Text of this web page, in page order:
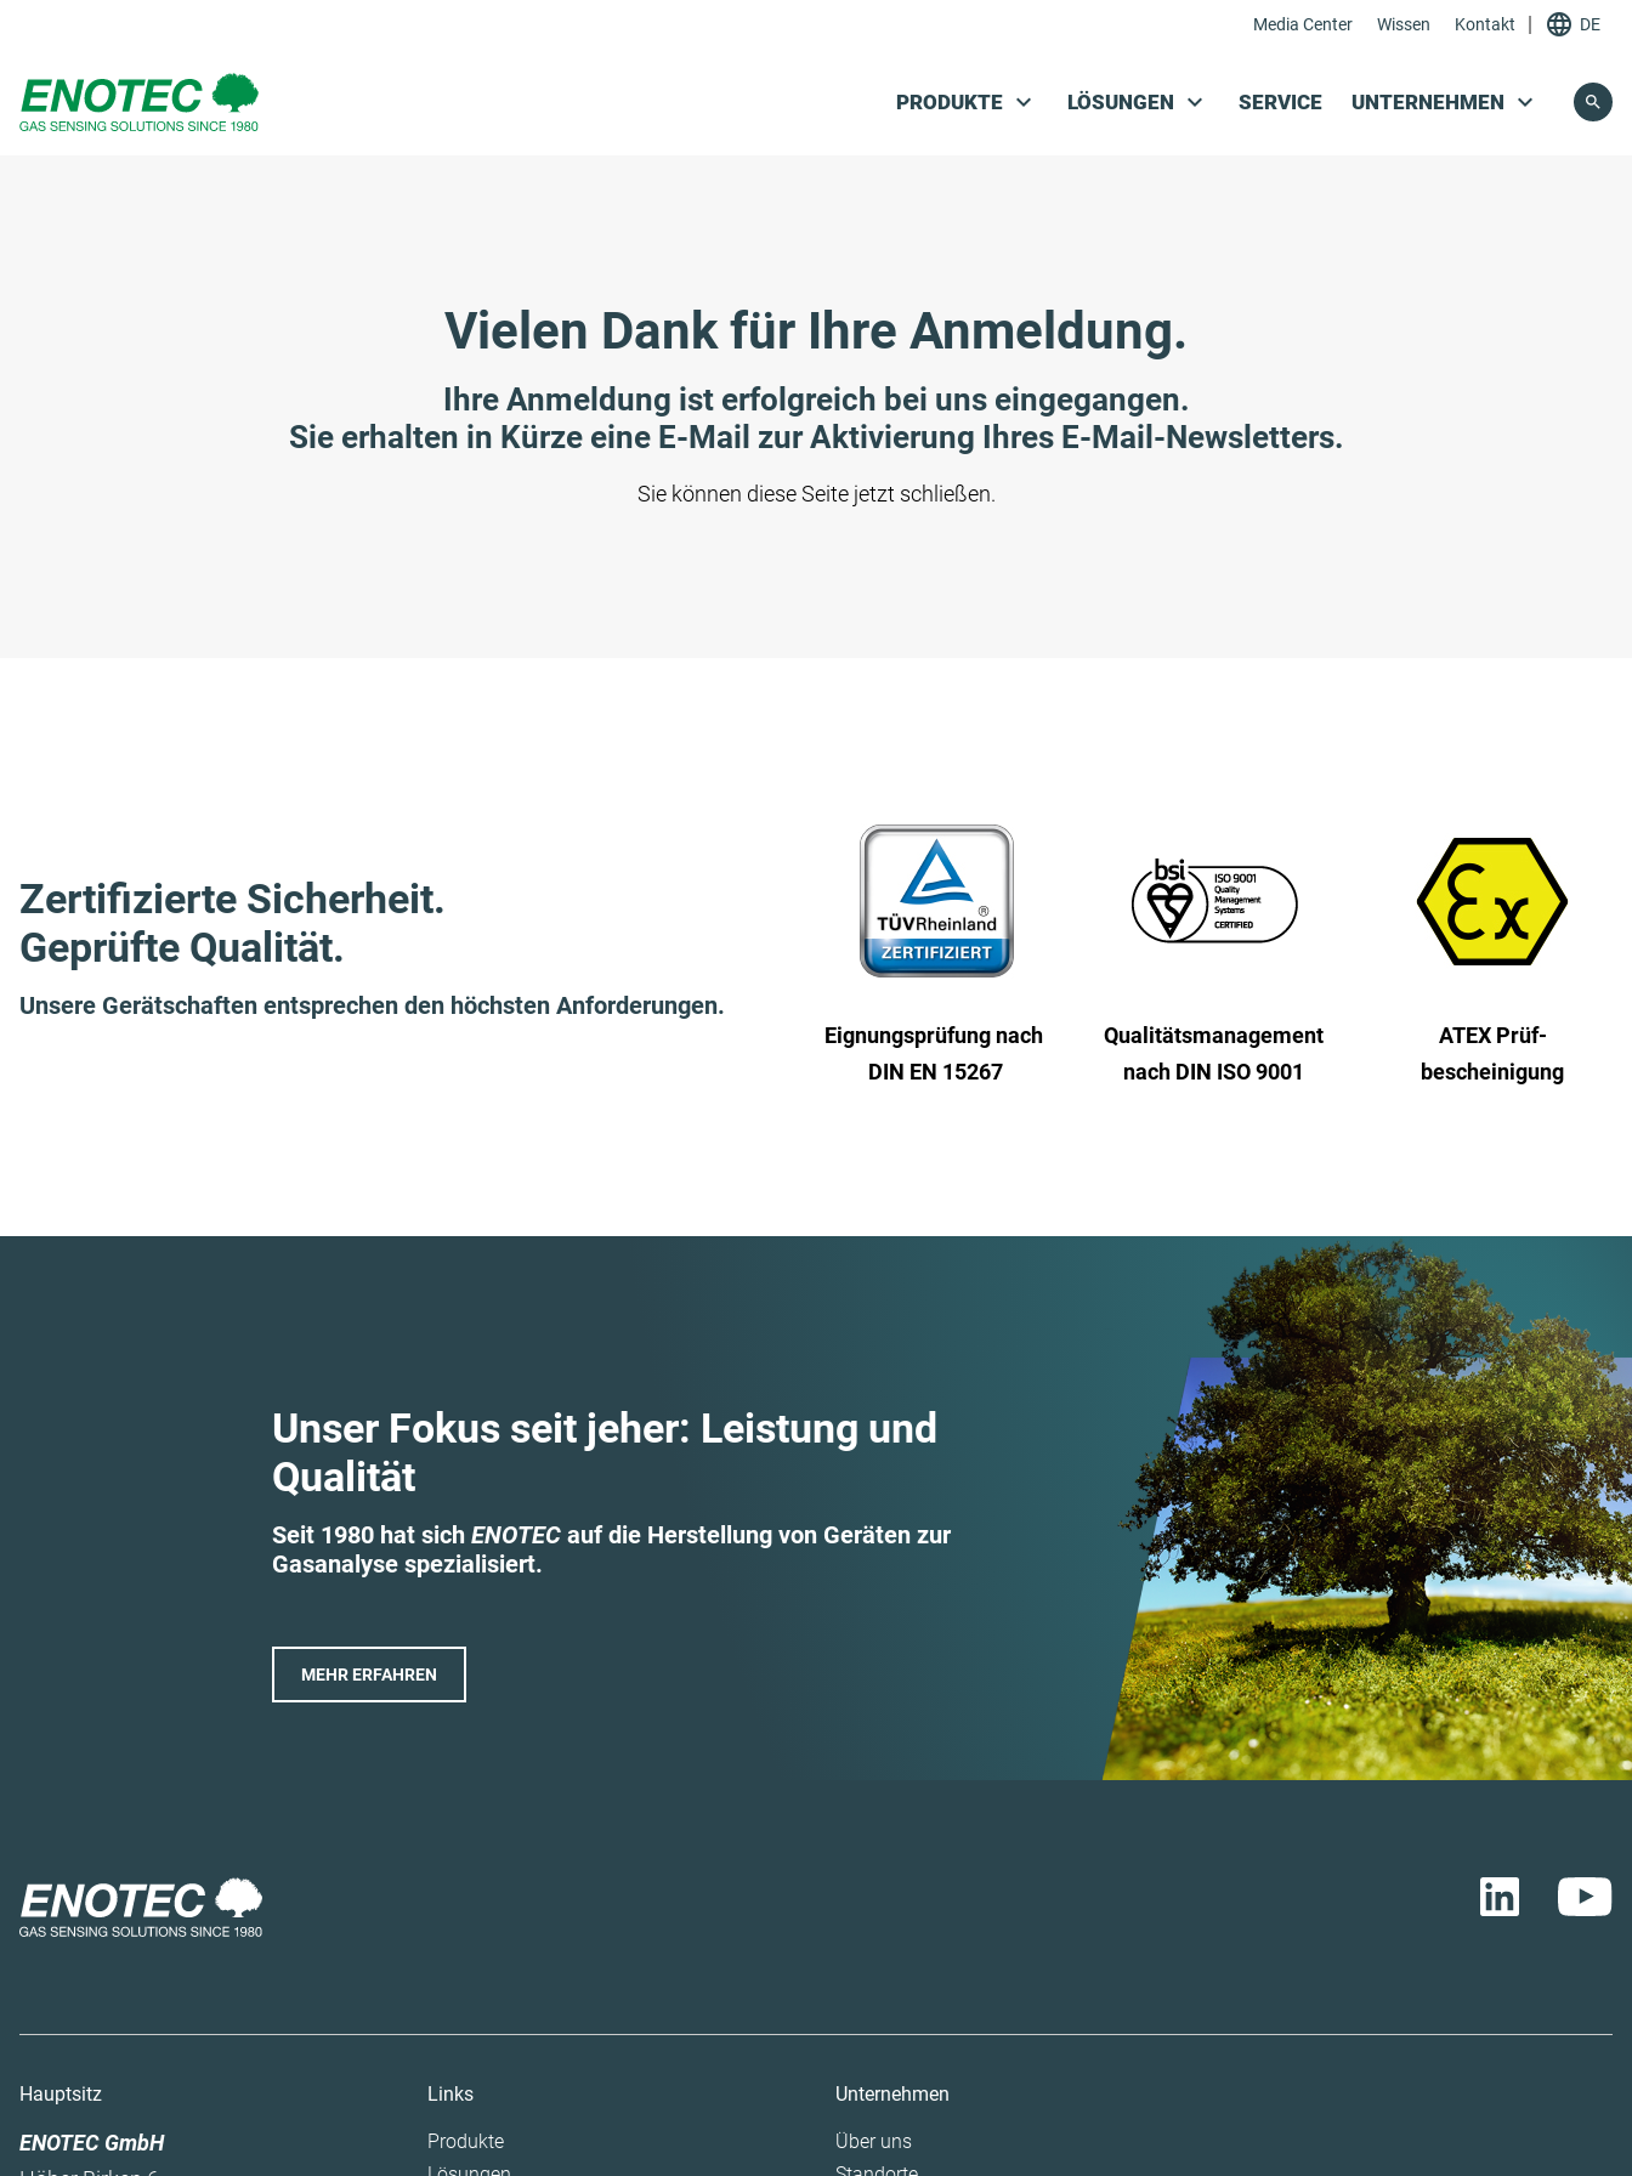
Navigation überspringen
Media Center Wissen Kontakt | DE
PRODUKTE
LÖSUNGEN SERVICE UNTERNEHMEN
Vielen Dank für Ihre Anmeldung.
Ihre Anmeldung ist erfolgreich bei uns eingegangen.
Sie erhalten in Kürze eine E-Mail zur Aktivierung Ihres E-Mail-Newsletters.
Sie können diese Seite jetzt schließen.
Zertifizierte Sicherheit.
Geprüfte Qualität.
Unsere Gerätschaften entsprechen den höchsten Anforderungen.
Eignungs­prüfung nach
DIN EN 15267
Qualitäts­management
nach DIN ISO 9001
ATEX Prüf­
bescheinigung
Unser Fokus seit jeher: Leistung und
Qualität
Seit 1980 hat sich ENOTECauf die Herstellung von Geräten zur
Gasanalyse spezialisiert.
MEHR ERFAHREN
Hauptsitz
ENOTEC GmbH
Links
Navigation überspringen
Produkte
Unternehmen
Navigation überspringen
Über uns